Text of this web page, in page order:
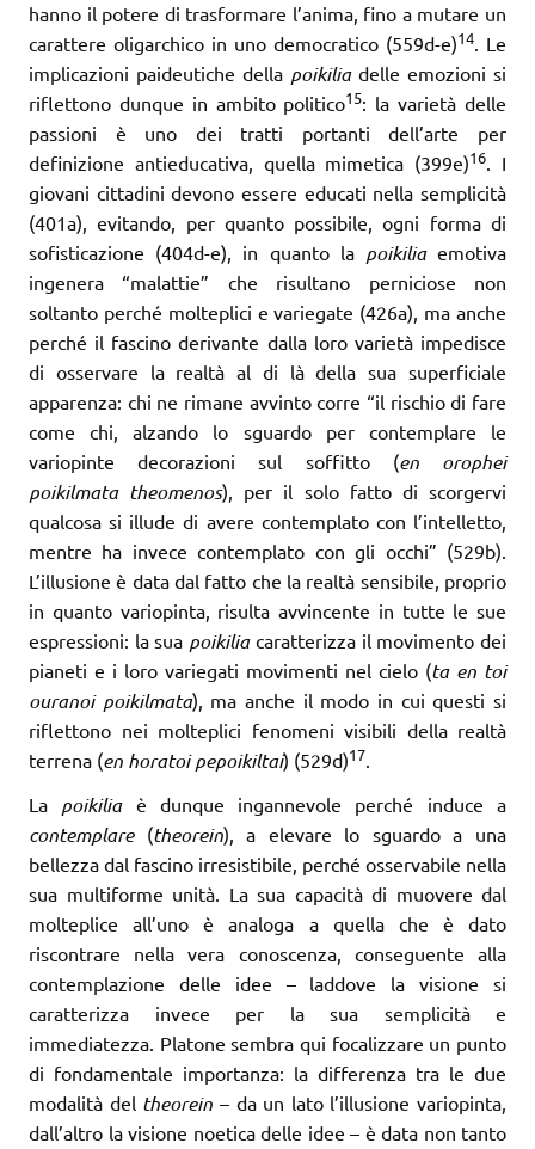
hanno il potere di trasformare l’anima, fino a mutare un
carattere oligarchico in uno democratico (559d-e)14. Le
implicazioni paideutiche della poikilia delle emozioni si
riflettono dunque in ambito politico15: la varietà delle
passioni è uno dei tratti portanti dell’arte per
definizione antieducativa, quella mimetica (399e)16. I
giovani cittadini devono essere educati nella semplicità
(401a), evitando, per quanto possibile, ogni forma di
sofisticazione (404d-e), in quanto la poikiliaemotiva
ingenera “malattie” che risultano perniciose non
soltanto perché molteplici e variegate (426a), ma anche
perché il fascino derivante dalla loro varietà impedisce
di osservare la realtà al di là della sua superficiale
apparenza: chi ne rimane avvinto corre “il rischio di fare
come chi, alzando lo sguardo per contemplare le
variopinte decorazioni sul soffitto (en orophei
poikilmata theomenos), per il solo fatto di scorgervi
qualcosa si illude di avere contemplato con l’intelletto,
mentre ha invece contemplato con gli occhi” (529b).
L’illusione è data dal fatto che la realtà sensibile, proprio
in quanto variopinta, risulta avvincente in tutte le sue
espressioni: la sua poikilia caratterizza il movimento dei
pianeti e i loro variegati movimenti nel cielo (ta en toi
ouranoi poikilmata), ma anche il modo in cui questi si
riflettono nei molteplici fenomeni visibili della realtà
terrena (en horatoi pepoikiltai) (529d)17.
La poikilia è dunque ingannevole perché induce a
contemplare (theorein), a elevare lo sguardo a una
bellezza dal fascino irresistibile, perché osservabile nella
sua multiforme unità. La sua capacità di muovere dal
molteplice all’uno è analoga a quella che è dato
riscontrare nella vera conoscenza, conseguente alla
contemplazione delle idee – laddove la visione si
caratterizza invece per la sua semplicità e
immediatezza. Platone sembra qui focalizzare un punto
di fondamentale importanza: la differenza tra le due
modalità del theorein – da un lato l’illusione variopinta,
dall’altro la visione noetica delle idee – è data non tanto